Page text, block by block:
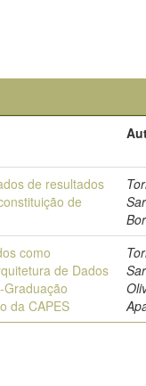
de resultados
de
como
de Dados
Graduação
da CAPES